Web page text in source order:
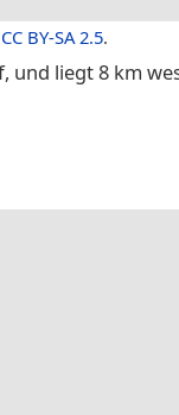
CC BY-SA 2.5.
und liegt 8 km